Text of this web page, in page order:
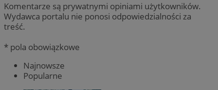
Komentarze są prywatnymi opiniami użytkowników.
Wydawca portalu nie ponosi odpowiedzialności za
treść.
* pola obowiązkowe
Najnowsze
Popularne